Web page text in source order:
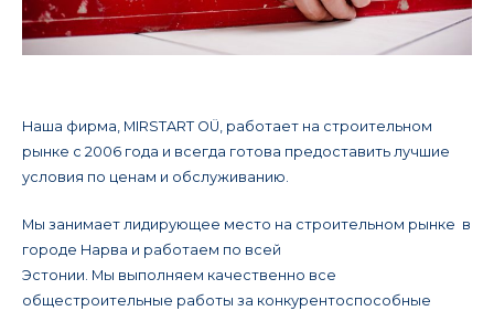
Наша фирма, MIRSTART OÜ, работает на строительном
рынке с 2006 года и всегда готова предоставить лучшие
условия по ценам и обслуживанию.
Мы занимает лидирующее место на строительном рынке в
городе Нарва и работаем по всей
Эстонии. Мы выполняем качественно все
общестроительные работы за конкурентоспособные